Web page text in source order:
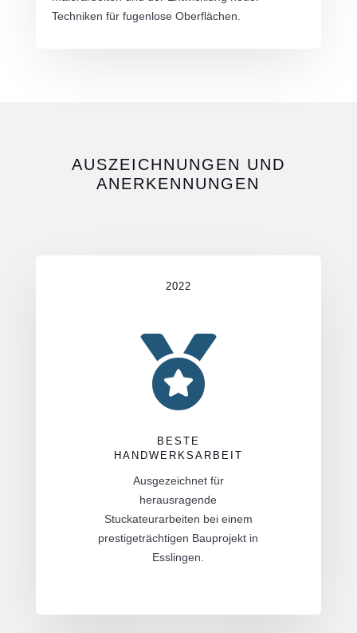
Techniken für fugenlose Oberflächen.
AUSZEICHNUNGEN UND
ANERKENNUNGEN
2022

BESTE
HANDWERKSARBEIT
Ausgezeichnet für
herausragende
Stuckateurarbeiten bei einem
prestigeträchtigen Bauprojekt in
Esslingen.